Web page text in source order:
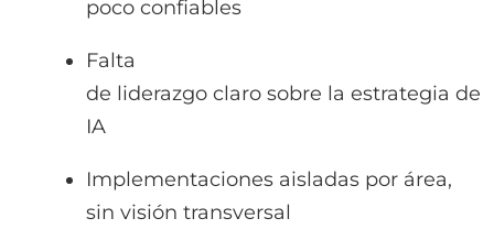
poco confiables
Falta
de liderazgo claro sobre la estrategia de
IA
Implementaciones aisladas por área,
sin visión transversal